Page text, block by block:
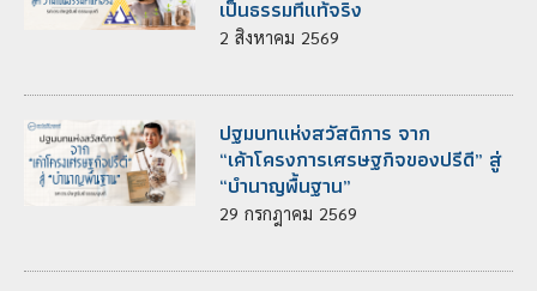
เป็นธรรมที่แท้จริง
2 สิงหาคม 2569
ปฐมบทแห่งสวัสดิการ จาก
“เค้าโครงการเศรษฐกิจของปรีดี” สู่
“บำนาญพื้นฐาน”
29 กรกฎาคม 2569